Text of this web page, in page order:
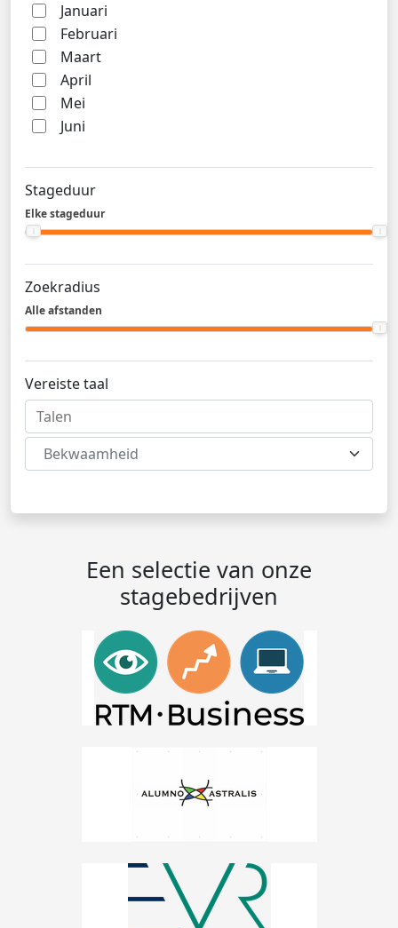
Januari
Februari
Maart
April
Mei
Juni
Stageduur
Elke stageduur
Zoekradius
Alle afstanden
Vereiste taal
Bekwaamheid
Een selectie van onze
stagebedrijven